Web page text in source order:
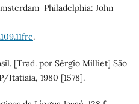
Philadelphia: John
.
[Trad. por Sérgio Milliet] São
Itatiaia, 1980 [1578].